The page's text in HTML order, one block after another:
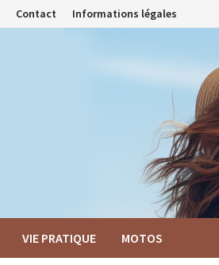
Contact Informations légales
VIE PRATIQUE MOTOS